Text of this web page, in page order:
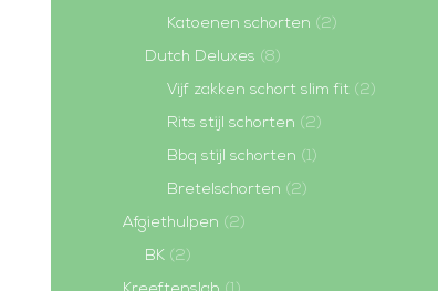
Katoenen schorten (2)
Dutch Deluxes (8)
Vijf zakken schort slim fit (2)
Rits stijl schorten (2)
Bbq stijl schorten (1)
Bretelschorten (2)
Afgiethulpen (2)
BK (2)